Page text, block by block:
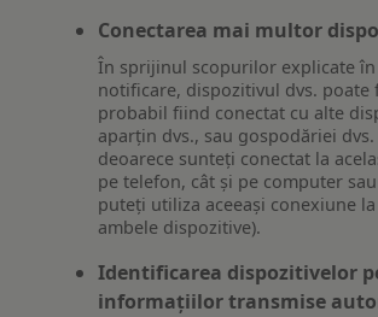
Conectarea mai multor
În sprijinul scopurilor explicate în
notificare, dispozitivul dvs. poate
probabil fiind conectat cu alte
aparțin dvs., sau gospodăriei
deoarece sunteți conectat la
pe telefon, cât și pe computer
puteți utiliza aceeași conexiune
ambele dispozitive).
Identificarea dispozitivelor
informațiilor transmise